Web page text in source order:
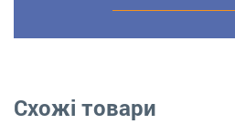
Схожі товари